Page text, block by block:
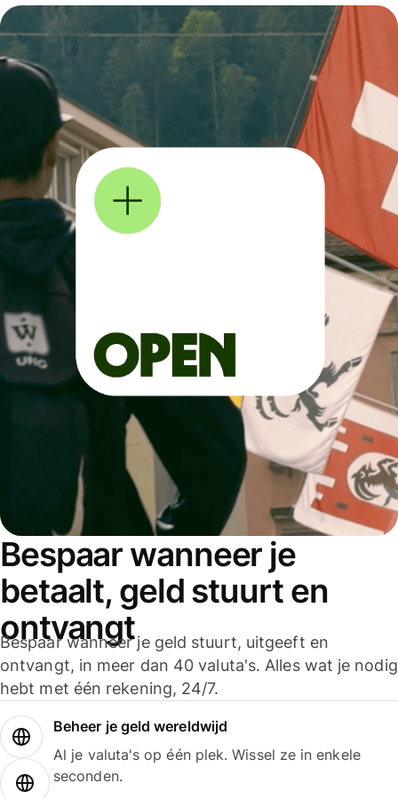
Bespaar wanneer je
betaalt, geld stuurt en
ontvangt
Bespaar wanneer je geld stuurt, uitgeeft en
ontvangt, in meer dan 40 valuta's. Alles wat je nodig
hebt met één rekening, 24/7.
Beheer je geld wereldwijd
Al je valuta's op één plek. Wissel ze in enkele
seconden.